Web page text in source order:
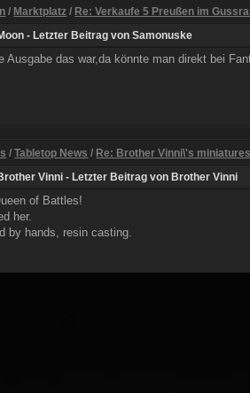
/ Marktplatz / Re: Verkaufe 5 Preußen im
- Letzter Beitrag von Samonuske
Ausgabe das war,da könnte man direkt bei
/Tabletop News / Re: Brother Vinni\'s
Vinni - Letzter Beitrag von Brother Vinni
of Battles!
her.
by hands, resin casting.